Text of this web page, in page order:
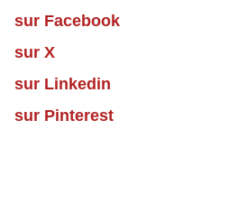
sur Facebook
sur X
sur Linkedin
sur Pinterest